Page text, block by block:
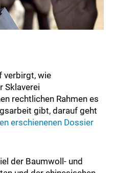
verbirgt, wie
Sklaverei
rechtlichen Rahmen es
gibt, darauf geht
erschienenen Dossier
der Baumwoll- und